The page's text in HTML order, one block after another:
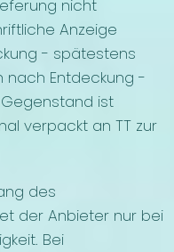
nicht
Anzeige
- spätestens
nach Entdeckung -
ist
verpackt an TT zur
des
der Anbieter nur bei
Bei